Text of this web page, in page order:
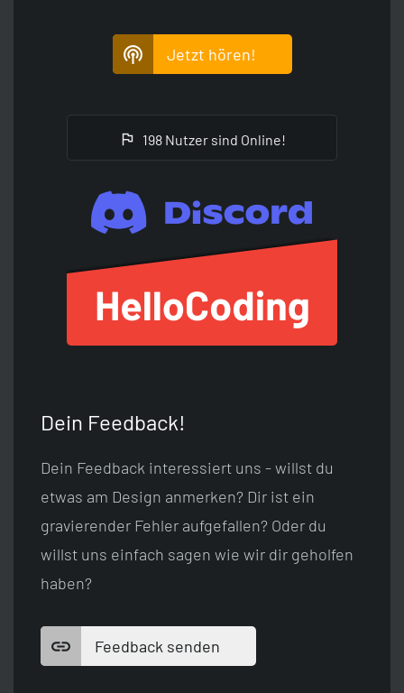
Jetzt hören!
198 Nutzer sind Online!
Dein Feedback!
Dein Feedback interessiert uns - willst du
etwas am Design anmerken? Dir ist ein
gravierender Fehler aufgefallen? Oder du
willst uns einfach sagen wie wir dir geholfen
haben?
Feedback senden